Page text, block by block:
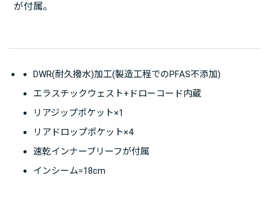
が付属。
DWR(耐久撥水)加工(製造工程でのPFAS不添加)
エラスチックウェスト+ドローコード内蔵
リアジップポケット×1
リアドロップポケット×4
速乾インナーブリーフが付属
インシーム=18cm